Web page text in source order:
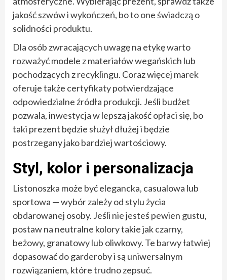
jakość szwów i wykończeń, bo to one świadczą o
solidności produktu.
Dla osób zwracających uwagę na etykę warto
rozważyć modele z materiałów wegańskich lub
pochodzących z recyklingu. Coraz więcej marek
oferuje także certyfikaty potwierdzające
odpowiedzialne źródła produkcji. Jeśli budżet
pozwala, inwestycja w lepszą jakość opłaci się, bo
taki prezent będzie służył dłużej i będzie
postrzegany jako bardziej wartościowy.
Styl, kolor i personalizacja
Listonoszka może być elegancka, casualowa lub
sportowa — wybór zależy od stylu życia
obdarowanej osoby. Jeśli nie jesteś pewien gustu,
postaw na neutralne kolory takie jak czarny,
beżowy, granatowy lub oliwkowy. Te barwy łatwiej
dopasować do garderoby i są uniwersalnym
rozwiązaniem, które trudno zepsuć.